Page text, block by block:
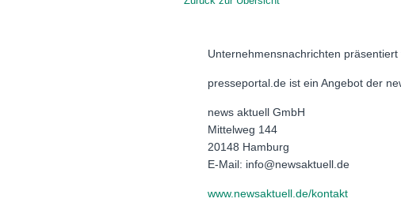
Unternehmensnachrichten präsentiert
presseportal.de ist ein Angebot der
news aktuell GmbH
Mittelweg 144
20148 Hamburg
E-Mail: info@newsaktuell.de
www.newsaktuell.de/kontakt